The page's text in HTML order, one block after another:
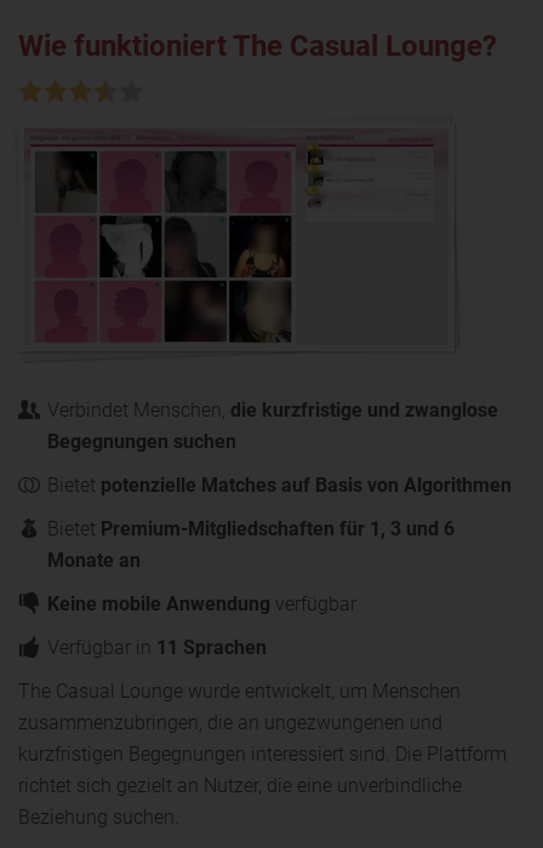
Wie funktioniert The Casual Lounge?
Verbindet Menschen, die kurzfristige und zwanglose
Begegnungen suchen
Bietet potenzielle Matches auf Basis von Algorithmen
Bietet Premium-Mitgliedschaften für 1, 3 und 6
Monate an
Keine mobile Anwendung verfügbar
Verfügbar in 11 Sprachen
The Casual Lounge wurde entwickelt, um Menschen
zusammenzubringen, die an ungezwungenen und
kurzfristigen Begegnungen interessiert sind. Die Plattform
richtet sich gezielt an Nutzer, die eine unverbindliche
Beziehung suchen.